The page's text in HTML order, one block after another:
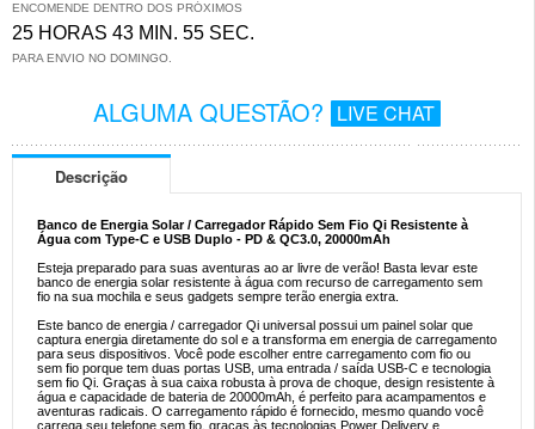
ENCOMENDE DENTRO DOS PRÓXIMOS
25 HORAS 43 MIN. 55 SEC.
PARA ENVIO NO DOMINGO.
ALGUMA QUESTÃO? LIVE CHAT
Descrição
Banco de Energia Solar / Carregador Rápido Sem Fio Qi Resistente à
Água com Type-C e USB Duplo - PD & QC3.0, 20000mAh
Esteja preparado para suas aventuras ao ar livre de verão! Basta levar este
banco de energia solar resistente à água com recurso de carregamento sem
fio na sua mochila e seus gadgets sempre terão energia extra.
Este banco de energia / carregador Qi universal possui um painel solar que
captura energia diretamente do sol e a transforma em energia de carregamento
para seus dispositivos. Você pode escolher entre carregamento com fio ou
sem fio porque tem duas portas USB, uma entrada / saída USB-C e tecnologia
sem fio Qi. Graças à sua caixa robusta à prova de choque, design resistente à
água e capacidade de bateria de 20000mAh, é perfeito para acampamentos e
aventuras radicais. O carregamento rápido é fornecido, mesmo quando você
carrega seu telefone sem fio, graças às tecnologias Power Delivery e